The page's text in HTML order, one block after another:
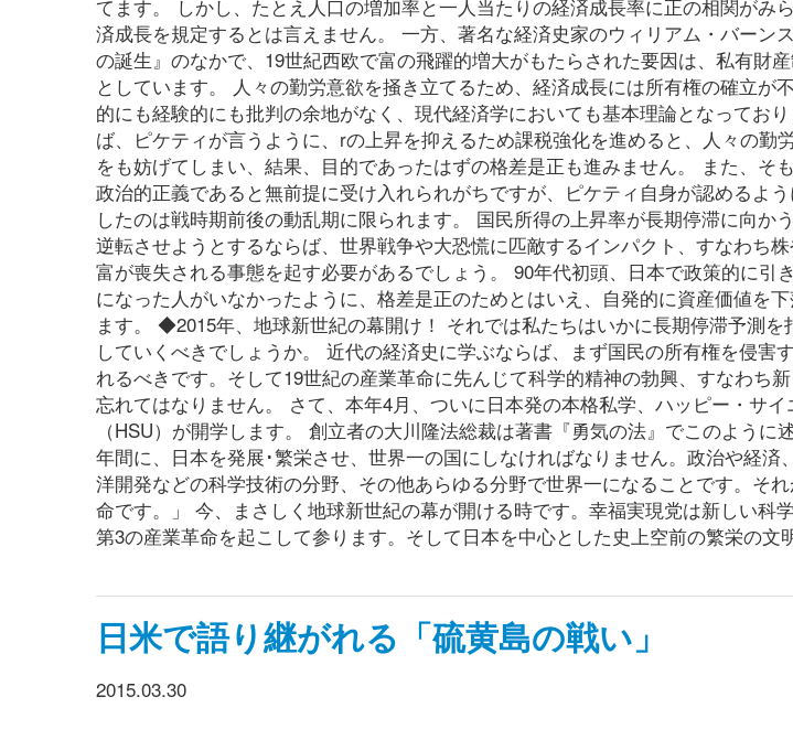
てます。 しかし、たとえ人口の増加率と一人当たりの経済成長率に正の相関がみ
済成長を規定するとは言えません。 一方、著名な経済史家のウィリアム・バーン
の誕生』のなかで、19世紀西欧で富の飛躍的増大がもたらされた要因は、私有財
としています。 人々の勤労意欲を掻き立てるため、経済成長には所有権の確立が
的にも経験的にも批判の余地がなく、現代経済学においても基本理論となってお
ば、ピケティが言うように、rの上昇を抑えるため課税強化を進めると、人々の勤
をも妨げてしまい、結果、目的であったはずの格差是正も進みません。 また、そ
政治的正義であると無前提に受け入れられがちですが、ピケティ自身が認めるよ
したのは戦時期前後の動乱期に限られます。 国民所得の上昇率が長期停滞に向か
逆転させようとするならば、世界戦争や大恐慌に匹敵するインパクト、すなわち
富が喪失される事態を起す必要があるでしょう。 90年代初頭、日本で政策的に引
になった人がいなかったように、格差是正のためとはいえ、自発的に資産価値を
ます。 ◆2015年、地球新世紀の幕開け！ それでは私たちはいかに長期停滞予測
していくべきでしょうか。 近代の経済史に学ぶならば、まず国民の所有権を侵害
れるべきです。そして19世紀の産業革命に先んじて科学的精神の勃興、すなわち
忘れてはなりません。 さて、本年4月、ついに日本発の本格私学、ハッピー・サ
（HSU）が開学します。 創立者の大川隆法総裁は著書『勇気の法』でこのように
年間に、日本を発展･繁栄させ、世界一の国にしなければなりません。政治や経済
洋開発などの科学技術の分野、その他あらゆる分野で世界一になることです。そ
命です。」 今、まさしく地球新世紀の幕が開ける時です。幸福実現党は新しい科
第3の産業革命を起こして参ります。そして日本を中心とした史上空前の繁栄の文
日米で語り継がれる「硫黄島の戦い」
2015.03.30